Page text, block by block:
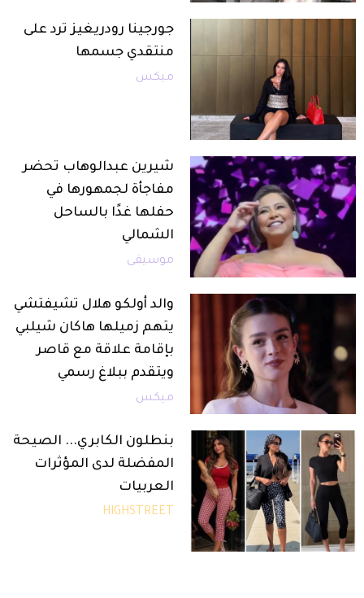
جورجينا رودريغيز ترد على
منتقدي جسمها
ميكس
شيرين عبدالوهاب تحضر
مفاجأة لجمهورها في
حفلها غدًا بالساحل
الشمالي
موسيقى
والد أولكو هلال تشيفتشي
يتهم زميلها هاكان شيلبي
بإقامة علاقة مع قاصر
ويتقدم ببلاغ رسمي
ميكس
بنطلون الكابري... الصيحة
المفضلة لدى المؤثرات
العربيات
HIGHSTREET